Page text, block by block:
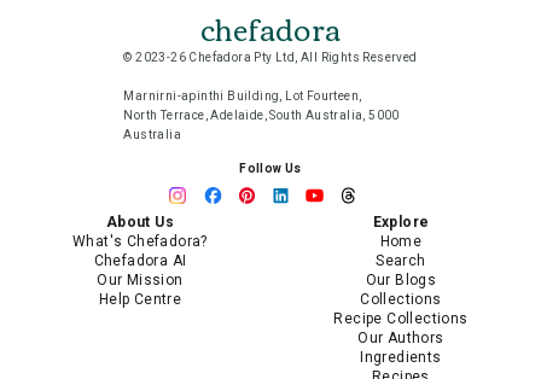
chefadora
© 2023-26 Chefadora Pty Ltd, All Rights Reserved
Marnirni-apinthi Building, Lot Fourteen,
North Terrace, Adelaide, South Australia, 5000
Australia
Follow Us
About Us
What's Chefadora?
Chefadora AI
Our Mission
Help Centre
Explore
Home
Search
Our Blogs
Collections
Recipe Collections
Our Authors
Ingredients